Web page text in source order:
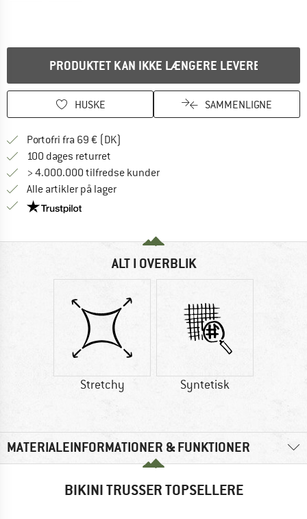
PRODUKTET KAN IKKE LÆNGERE LEVERES
HUSKE SAMMENLIGNE
Portofri fra 69 € (DK)
100 dages returret
> 4.000.000 tilfredse kunder
Alle artikler på lager
Vi er Trustpilot-certificeret - oplysningerne får du
ALT I OVERBLIK
Stretchy Syntetisk
MATERIALEINFORMATIONER & FUNKTIONER
BIKINI TRUSSER TOPSELLERE